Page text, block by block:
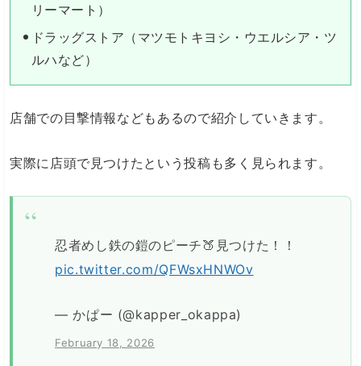
リーマート）
ドラッグストア（マツモトキヨシ・ウエルシア・ツ
ルハなど）
店舗での目撃情報などもあるので紹介していきます。
実際に店頭で見つけたという投稿も多く見られます。
忍者めし鉄の鎧のピーチ🍑見つけた！！
pic.twitter.com/QFWsxHNWOv
— かぱー (@kapper_okappa)
February 18, 2026